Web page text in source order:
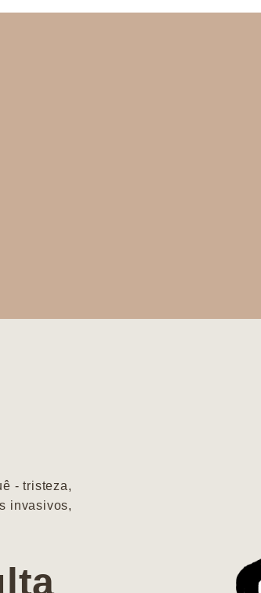
- tristeza,
invasivos,